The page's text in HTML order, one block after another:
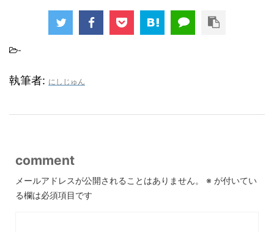
-
執筆者: にしじゅん
comment
メールアドレスが公開されることはありません。 ※ が付いてい
る欄は必須項目です